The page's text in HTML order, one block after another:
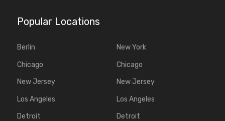
Popular Locations
Berlin
Chicago
New Jersey
Los Angeles
Detroit
New York
Chicago
New Jersey
Los Angeles
Detroit